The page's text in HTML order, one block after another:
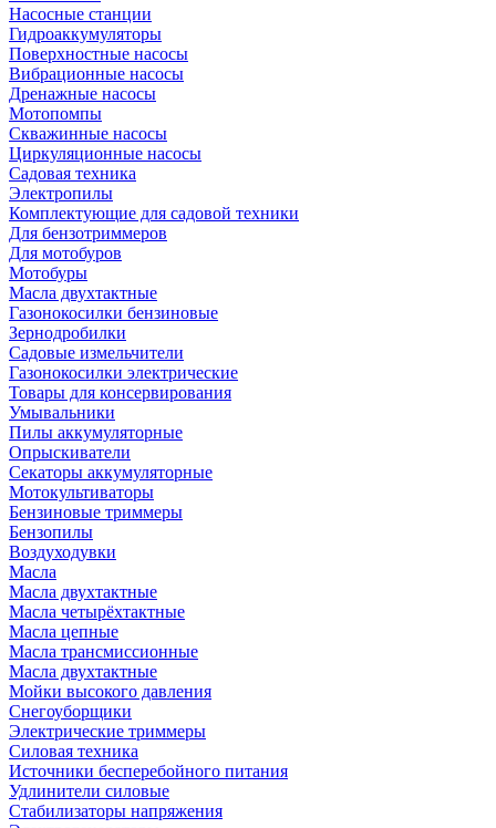
Насосные станции
Гидроаккумуляторы
Поверхностные насосы
Вибрационные насосы
Дренажные насосы
Мотопомпы
Скважинные насосы
Циркуляционные насосы
Садовая техника
Электропилы
Комплектующие для садовой техники
Для бензотриммеров
Для мотобуров
Мотобуры
Масла двухтактные
Газонокосилки бензиновые
Зернодробилки
Садовые измельчители
Газонокосилки электрические
Товары для консервирования
Умывальники
Пилы аккумуляторные
Опрыскиватели
Секаторы аккумуляторные
Мотокультиваторы
Бензиновые триммеры
Бензопилы
Воздуходувки
Масла
Масла двухтактные
Масла четырёхтактные
Масла цепные
Масла трансмиссионные
Масла двухтактные
Мойки высокого давления
Снегоуборщики
Электрические триммеры
Силовая техника
Источники бесперебойного питания
Удлинители силовые
Стабилизаторы напряжения